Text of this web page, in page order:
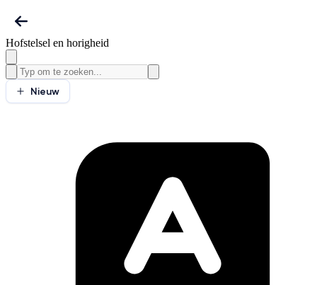
Hofstelsel en horigheid
Nieuw